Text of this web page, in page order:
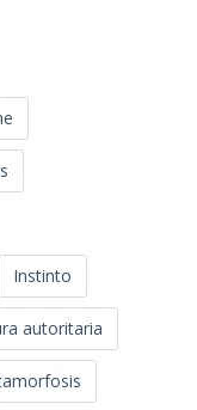
Instinto
autoritaria